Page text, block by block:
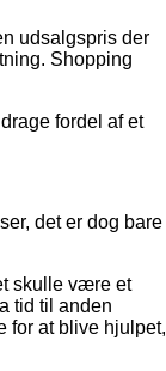
udsalgspris der
Shopping
fordel af et
det er dog bare
skulle være et
tid til anden
for at blive hjulpet,